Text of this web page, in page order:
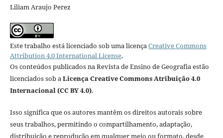
Liliam Araujo Perez
Este trabalho está licenciado sob uma licença Creative Commons
Attribution 4.0 International License.
Os conteúdos publicados na Revista de Ensino de Geografia estão
licenciados sob a Licença Creative Commons Atribuição 4.0
Internacional (CC BY 4.0).
Isso significa que os autores mantêm os direitos autorais sobre
seus trabalhos, permitindo o compartilhamento, adaptação,
distribuição e reprodução em qualquer meio ou formato, desde